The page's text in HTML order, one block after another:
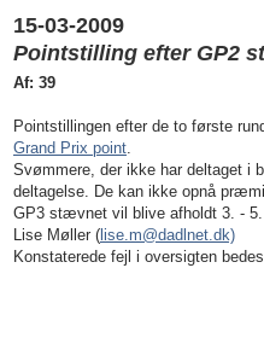
15-03-2009
Pointstilling efter GP2
Af: 39
Pointstillingen efter de to første
Grand Prix point.
Svømmere, der ikke har deltaget i
deltagelse. De kan ikke opnå
GP3 stævnet vil blive afholdt 3. - 5.
Lise Møller ( lise.m@dadlnet.dk)
Konstaterede fejl i oversigten